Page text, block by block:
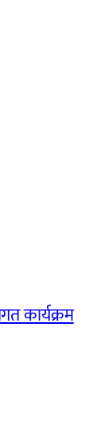
कार्यक्रम